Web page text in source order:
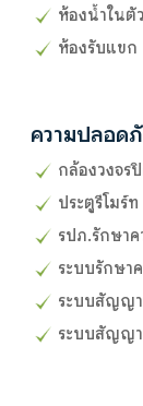
ห้องน้ำในตัว
ห้องรับแขก
ความปลอด
กล้องวงจร
ประตูรีโมร์ท
รปภ.รักษา
ระบบรักษา
ระบบสัญญ
ระบบสัญญ